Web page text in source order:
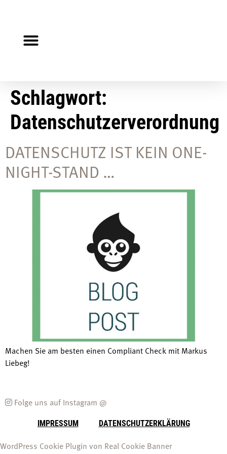
Schlagwort:
Datenschutzerverordnung
DATENSCHUTZ IST KEIN ONE-
NIGHT-STAND …
Machen Sie am besten einen Compliant Check mit Markus
Liebeg!
Folge uns auf Instagram @
IMPRESSUM DATENSCHUTZERKLÄRUNG
WordPress Cookie Plugin von Real Cookie Banner